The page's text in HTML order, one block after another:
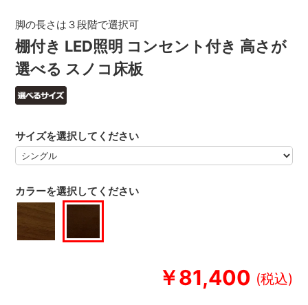
棚付き LED照明 コンセント付き 高さが
選べる スノコ床板
脚の長さは３段階で選択可
￥81,400
カラーを選択してください
サイズを選択してください